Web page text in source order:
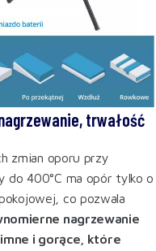
trwałość
zmian oporu przy
do 400°C ma opór tylko o
co pozwala
nagrzewanie
i gorące, które